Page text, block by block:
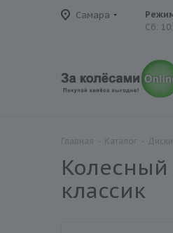
Самара
Сб:
Колесный
классик